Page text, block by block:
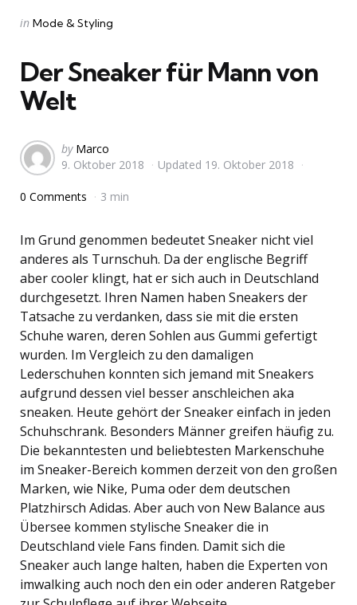
Categories
Posted
in Mode & Styling
Der Sneaker für Mann von
Welt
Posted
by
by Marco
9. Oktober 2018
Updated 19. Oktober 2018
0 Comments 3 min
Im Grund genommen bedeutet Sneaker nicht viel
anderes als Turnschuh. Da der englische Begriff
aber cooler klingt, hat er sich auch in Deutschland
durchgesetzt. Ihren Namen haben Sneakers der
Tatsache zu verdanken, dass sie mit die ersten
Schuhe waren, deren Sohlen aus Gummi gefertigt
wurden. Im Vergleich zu den damaligen
Lederschuhen konnten sich jemand mit Sneakers
aufgrund dessen viel besser anschleichen aka
sneaken. Heute gehört der Sneaker einfach in jeden
Schuhschrank. Besonders Männer greifen häufig zu.
Die bekanntesten und beliebtesten Markenschuhe
im Sneaker-Bereich kommen derzeit von den großen
Marken, wie Nike, Puma oder dem deutschen
Platzhirsch Adidas. Aber auch von New Balance aus
Übersee kommen stylische Sneaker die in
Deutschland viele Fans finden. Damit sich die
Sneaker auch lange halten, haben die Experten von
imwalking auch noch den ein oder anderen Ratgeber